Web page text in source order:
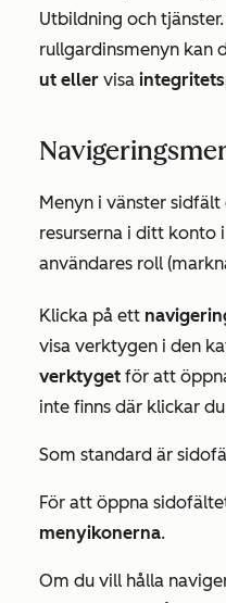
Utbildning och
rullgardinsmenyn kan
ut eller visa
Menyn i vänster
resurserna i ditt konto
användares roll
Klicka på ett
visa verktygen i den
verktyget för att
inte finns där klickar
Som standard är
För att öppna
menyikonerna.
Om du vill hålla